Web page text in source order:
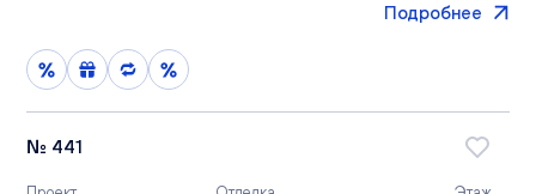
Подробнее
№ 441